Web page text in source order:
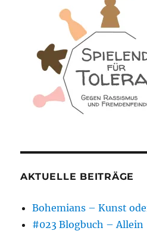
AKTUELLE BEITRÄGE
Bohemians – Kunst
#023 Blogbuch – Allein